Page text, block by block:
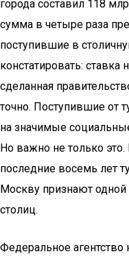
города составил 118
сумма в четыре раза
поступившие в
констатировать: ставка
сделанная
точно. Поступившие от
на значимые
Но важно не только
последние восемь лет
Москву признают одной
столиц.
Федеральное агентство